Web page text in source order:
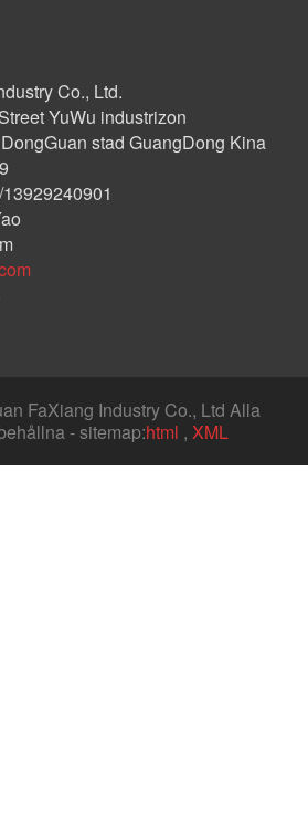
Co., Ltd.
YuWu industrizon
stad GuangDong Kina
FaXiang Industry Co., Ltd Alla
- sitemap:html , XML